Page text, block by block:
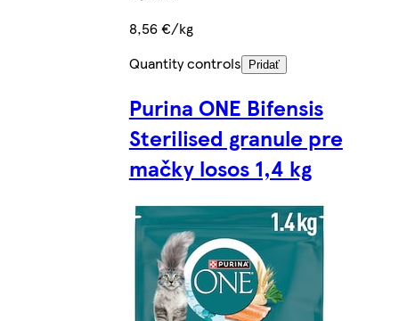
8,56 €/kg
Quantity controls
Pridať
Purina ONE Bifensis
Sterilised granule pre
mačky losos 1,4 kg